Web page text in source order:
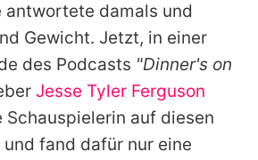
Impressum
Utiq verwalten
antwortete damals und
Gewicht. Jetzt, in einer
des Podcasts "Dinner's on
Jesse Tyler Ferguson
auf diesen
fand dafür nur eine